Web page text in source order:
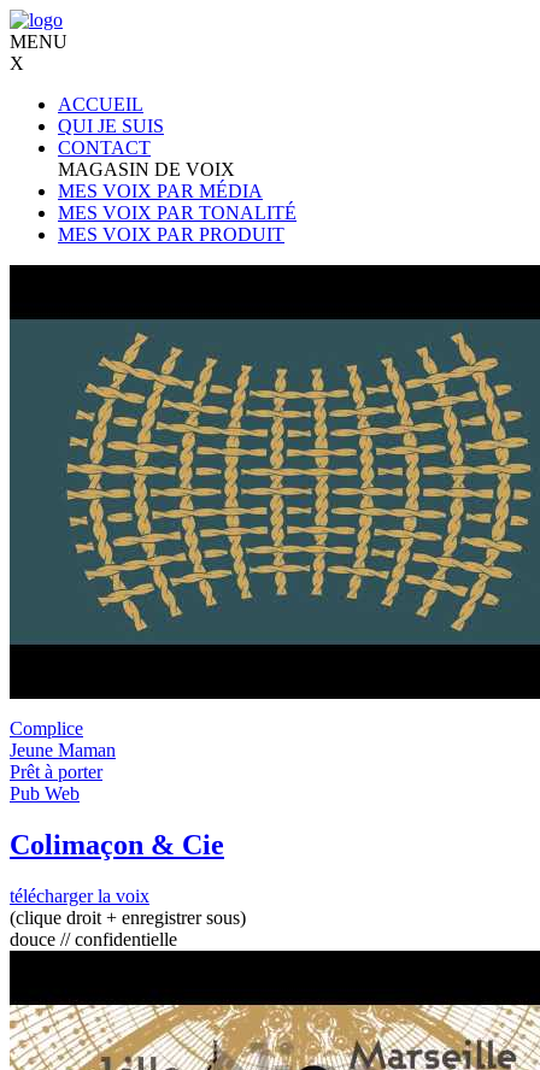
MENU
X
ACCUEIL
QUI JE SUIS
CONTACT
MAGASIN DE VOIX
MES VOIX PAR MÉDIA
MES VOIX PAR TONALITÉ
MES VOIX PAR PRODUIT
Complice
Jeune Maman
Prêt à porter
Pub Web
Colimaçon & Cie
télécharger la voix
(clique droit + enregistrer sous)
douce // confidentielle